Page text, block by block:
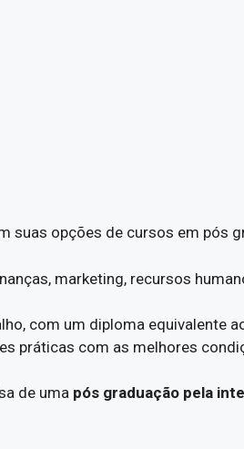
suas opções de cursos em pós
marketing, recursos
com um diploma equivalente
práticas com as melhores
de uma pós graduação pela